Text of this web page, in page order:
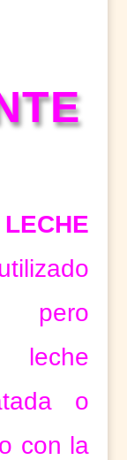
pero
leche
o
con la